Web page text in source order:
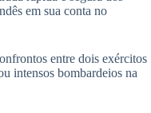
em sua conta no
entre dois exércitos
intensos bombardeios na